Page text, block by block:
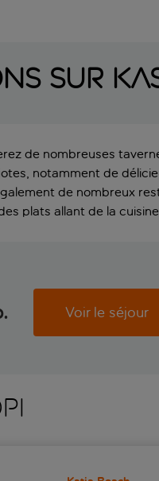
sur
de nombreuses
notamment de
de nombreux
plats allant de la
Voir le séjour